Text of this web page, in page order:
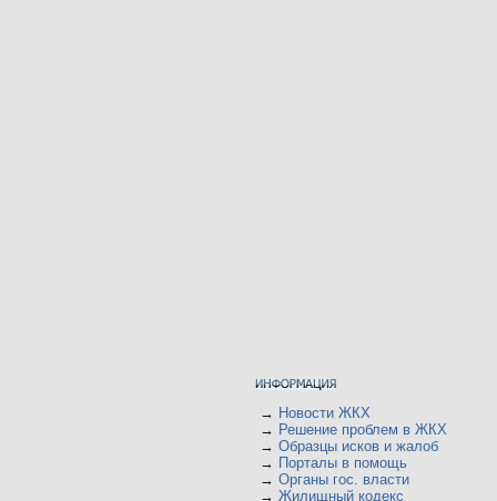
→ Новости ЖКХ
→ Решение проблем в ЖКХ
→ Образцы исков и жалоб
→ Порталы в помощь
→ Органы гос. власти
→ Жилищный кодекс